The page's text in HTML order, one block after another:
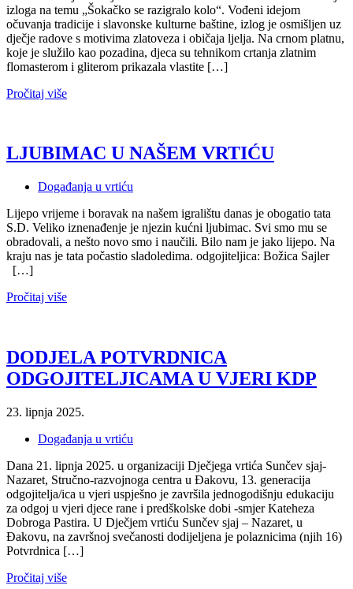
izloga na temu „Šokačko se razigralo kolo“. Vođeni idejom
očuvanja tradicije i slavonske kulturne baštine, izlog je osmišljen uz
dječje radove s motivima zlatoveza i običaja ljelja. Na crnom platnu,
koje je služilo kao pozadina, djeca su tehnikom crtanja zlatnim
flomasterom i gliterom prikazala vlastite […]
Pročitaj više
LJUBIMAC U NAŠEM VRTIĆU
Događanja u vrtiću
Lijepo vrijeme i boravak na našem igralištu danas je obogatio tata
S.D. Veliko iznenađenje je njezin kućni ljubimac. Svi smo mu se
obradovali, a nešto novo smo i naučili. Bilo nam je jako lijepo. Na
kraju nas je tata počastio sladoledima. odgojiteljica: Božica Sajler
[…]
Pročitaj više
DODJELA POTVRDNICA
ODGOJITELJICAMA U VJERI KDP
23. lipnja 2025.
Događanja u vrtiću
Dana 21. lipnja 2025. u organizaciji Dječjega vrtića Sunčev sjaj-
Nazaret, Stručno-razvojnoga centra u Đakovu, 13. generacija
odgojitelja/ica u vjeri uspješno je završila jednogodišnju edukaciju
za odgoj u vjeri djece rane i predškolske dobi -smjer Kateheza
Dobroga Pastira. U Dječjem vrtiću Sunčev sjaj – Nazaret, u
Đakovu, na završnoj svečanosti dodijeljena je polaznicima (njih 16)
Potvrdnica […]
Pročitaj više